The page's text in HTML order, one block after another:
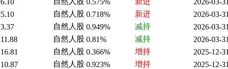
5.10 自然人股 0.718% 新进
2026-03-31
3.37 自然人股 0.949% 减持
2026-03-31
11.88 自然人股 0.81% 减持
2026-03-31
16.81 自然人股 0.366% 增持
2025-12-31
10.87 自然人股 0.923% 增持
2025-12-31